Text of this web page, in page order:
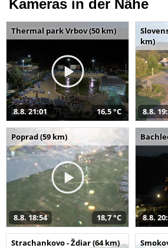
Kameras in der Nähe
Thermal park Vrbov (50 km)
8.8. 21:01 16,5 °C
km)
8.8.
Poprad (59 km)
8.8. 18:54 18,7 °C 8.8.
Strachankovo - Ždiar (64 km)